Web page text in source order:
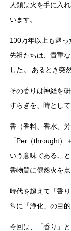
人類は火を手に入
います。
100万年以上も遡
先祖たちは、貴重
した。 あるとき突
その香りは神経を
すらぎを、時とし
香（香料、香水、
「Per（throught）
いう意味であるこ
香物質に偶然火を
時代を超えて「香
常に「浄化」の目的
今回は、「香り」